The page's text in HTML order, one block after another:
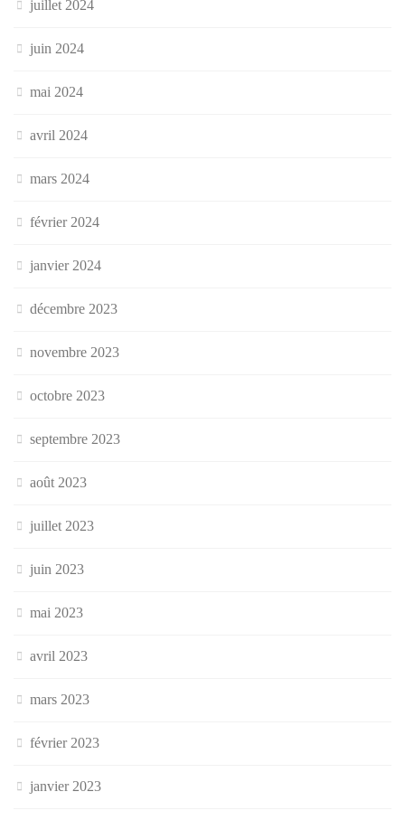
juillet 2024
juin 2024
mai 2024
avril 2024
mars 2024
février 2024
janvier 2024
décembre 2023
novembre 2023
octobre 2023
septembre 2023
août 2023
juillet 2023
juin 2023
mai 2023
avril 2023
mars 2023
février 2023
janvier 2023